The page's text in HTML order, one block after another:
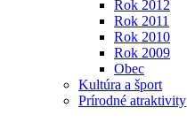
Rok 2012
Rok 2011
Rok 2010
Rok 2009
Obec
Kultúra a šport
Prírodné atraktivity